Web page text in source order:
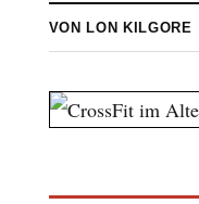
VON LON KILGORE